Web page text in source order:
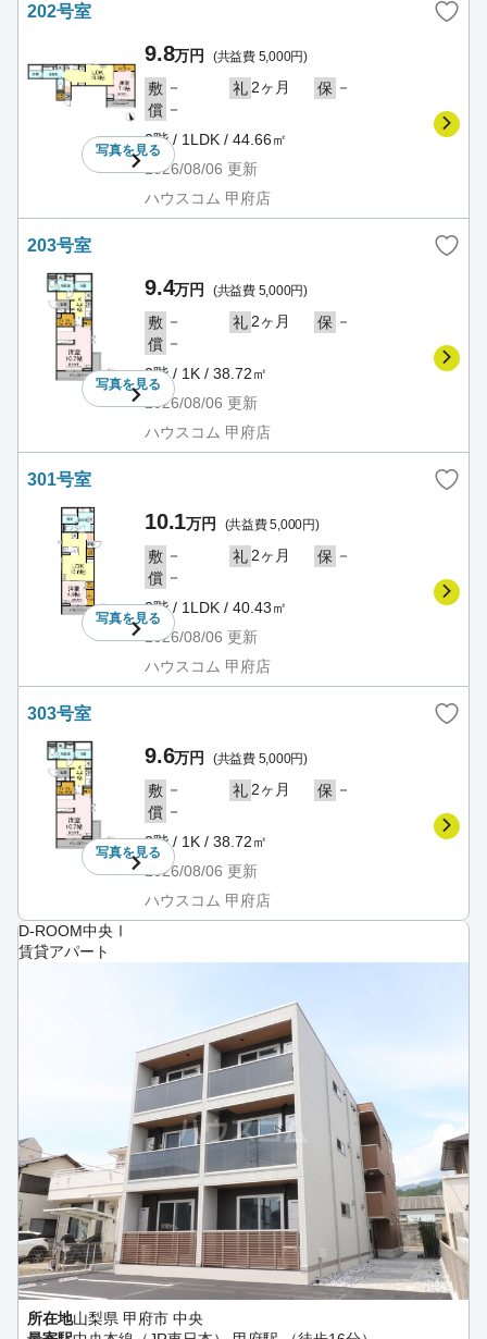
202号室
写真を見る
9.8万円 (共益費 5,000円)
敷 － 礼 2ヶ月 保 －
償 －
2階 / 1LDK / 44.66㎡
2026/08/06 更新
ハウスコム 甲府店
203号室
写真を見る
9.4万円 (共益費 5,000円)
敷 － 礼 2ヶ月 保 －
償 －
2階 / 1K / 38.72㎡
2026/08/06 更新
ハウスコム 甲府店
301号室
写真を見る
10.1万円 (共益費 5,000円)
敷 － 礼 2ヶ月 保 －
償 －
3階 / 1LDK / 40.43㎡
2026/08/06 更新
ハウスコム 甲府店
303号室
写真を見る
9.6万円 (共益費 5,000円)
敷 － 礼 2ヶ月 保 －
償 －
3階 / 1K / 38.72㎡
2026/08/06 更新
ハウスコム 甲府店
D-ROOM中央Ⅰ
賃貸アパート
所在地山梨県 甲府市 中央